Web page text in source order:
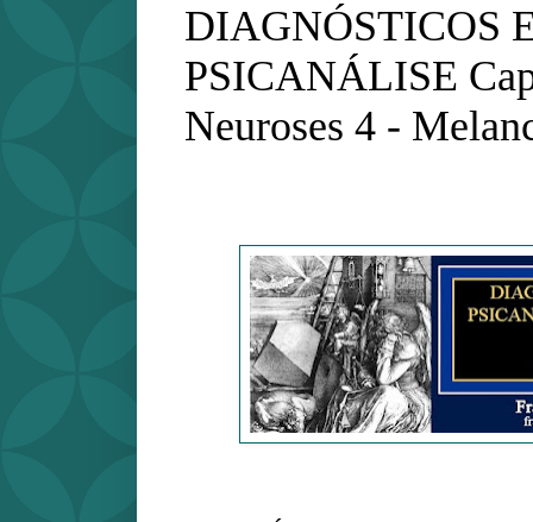
DIAGNÓSTICOS
PSICANÁLISE
Neuroses 4 -